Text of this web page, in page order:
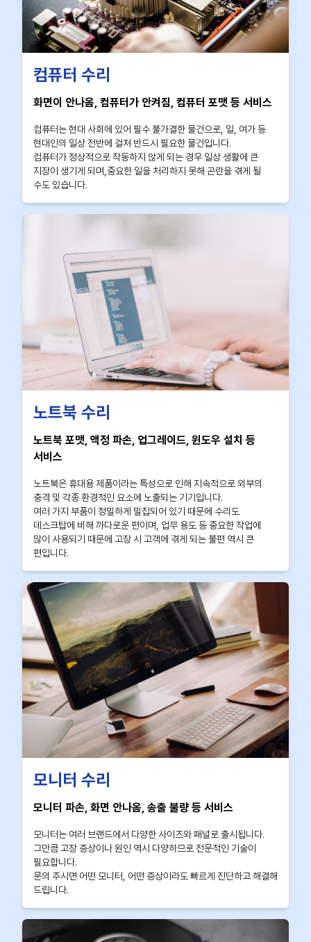
컴퓨터 수리
화면이 안나옴, 컴퓨터가 안켜짐, 컴퓨터 포맷 등 서비스
컴퓨터는 현대 사회에 있어 필수 불가결한 물건으로, 일, 여가 등
현대인의 일상 전반에 걸쳐 반드시 필요한 물건입니다.
컴퓨터가 정상적으로 작동하지 않게 되는 경우 일상 생활에 큰
지장이 생기게 되며,중요한 일을 처리하지 못해 곤란을 겪게 될
수도 있습니다.
노트북 수리
노트북 포맷, 액정 파손, 업그레이드, 윈도우 설치 등
서비스
노트북은 휴대용 제품이라는 특성으로 인해 지속적으로 외부의
충격 및 각종 환경적인 요소에 노출되는 기기입니다.
여러 가지 부품이 정밀하게 밀집되어 있기 때문에 수리도
데스크탑에 비해 까다로운 편이며, 업무 용도 등 중요한 작업에
많이 사용되기 때문에 고장 시 고객에 겪게 되는 불편 역시 큰
편입니다.
모니터 수리
모니터 파손, 화면 안나옴, 송출 불량 등 서비스
모니터는 여러 브랜드에서 다양한 사이즈와 패널로 출시됩니다.
그만큼 고장 증상이나 원인 역시 다양하므로 전문적인 기술이
필요합니다.
문의 주시면 어떤 모니터, 어떤 증상이라도 빠르게 진단하고 해결해
드립니다.